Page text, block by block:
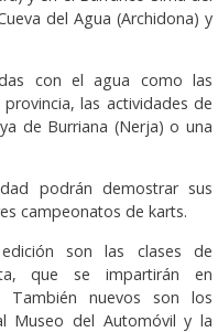
del Agua (Archidona) y
con el agua como las
las actividades de
de Burriana (Nerja) o una
podrán demostrar sus
campeonatos de karts.
son las clases de
que se impartirán en
También nuevos son los
Museo del Automóvil y la